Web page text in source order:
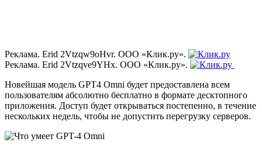
Реклама. Erid 2Vtzqw9oHvr. ООО «Клик.ру».
Реклама. Erid 2Vtzqve9YHx. ООО «Клик.ру».
Новейшая модель GPT4 Omni будет предоставлена всем
пользователям абсолютно бесплатно в формате десктопного
приложения. Доступ будет открываться постепенно, в течение
нескольких недель, чтобы не допустить перегрузку серверов.